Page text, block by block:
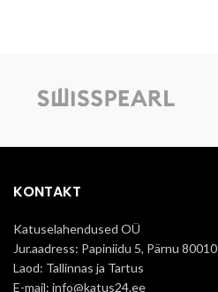
KONTAKT
Katuselahendused OÜ
Jur.aadress: Papiniidu 5, Pärnu 80010
Laod: Tallinnas ja Tartus
E-mail: info@katus24.ee